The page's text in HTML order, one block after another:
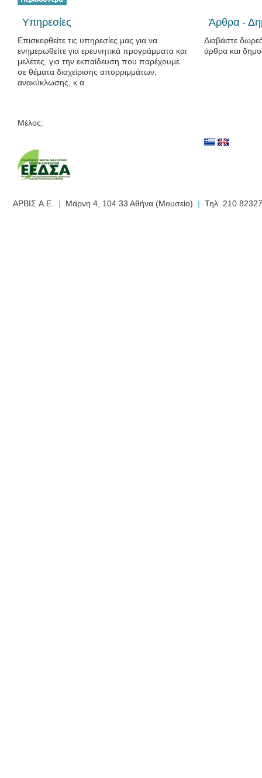
Υπηρεσίες
Επισκεφθείτε τις υπηρεσίες μας για να
ενημερωθείτε για ερευνητικά προγράμματα και
μελέτες, για την εκπαίδευση που παρέχουμε
σε θέματα διαχείρισης απορριμμάτων,
ανακύκλωσης, κ.α.
Μέλος:
Άρθρα -
Διαβάστε
άρθρα και
AΡΒIΣ A.E. | Μάρνη 4, 104 33 Αθήνα (Μουσείο) | Τηλ. 210